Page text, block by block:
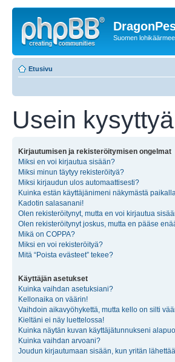
Suomen
Etusivu
Usein kysyttyä
Kirjautumisen ja rekisteröitymisen ongelmat
Miksi en voi kirjautua sisään?
Miksi minun täytyy rekisteröityä?
Miksi kirjaudun ulos automaattisesti?
Kuinka estän käyttäjänimeni näkymästä
Kadotin salasanani!
Olen rekisteröitynyt, mutta en voi kirjautua
Olen rekisteröitynyt joskus, mutta en pääse
Mikä on COPPA?
Miksi en voi rekisteröityä?
Mitä “Poista evästeet” tekee?
Käyttäjän asetukset
Kuinka vaihdan asetuksiani?
Kellonaika on väärin!
Vaihdoin aikavyöhykettä, mutta kello on silti
Kieltäni ei näy luettelossa!
Kuinka näytän kuvan käyttäjätunnukseni
Kuinka vaihdan arvoani?
Joudun kirjautumaan sisään, kun yritän